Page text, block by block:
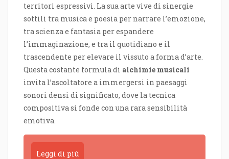
territori espressivi. La sua arte vive di sinergie
sottili tra musica e poesia per narrare l’emozione,
tra scienza e fantasia per espandere
l’immaginazione, e tra il quotidiano e il
trascendente per elevare il vissuto a forma d’arte.
Questa costante formula di alchimie musicali
invita l’ascoltatore a immergersi in paesaggi
sonori densi di significato, dove la tecnica
compositiva si fonde con una rara sensibilità
emotiva.
Leggi di più